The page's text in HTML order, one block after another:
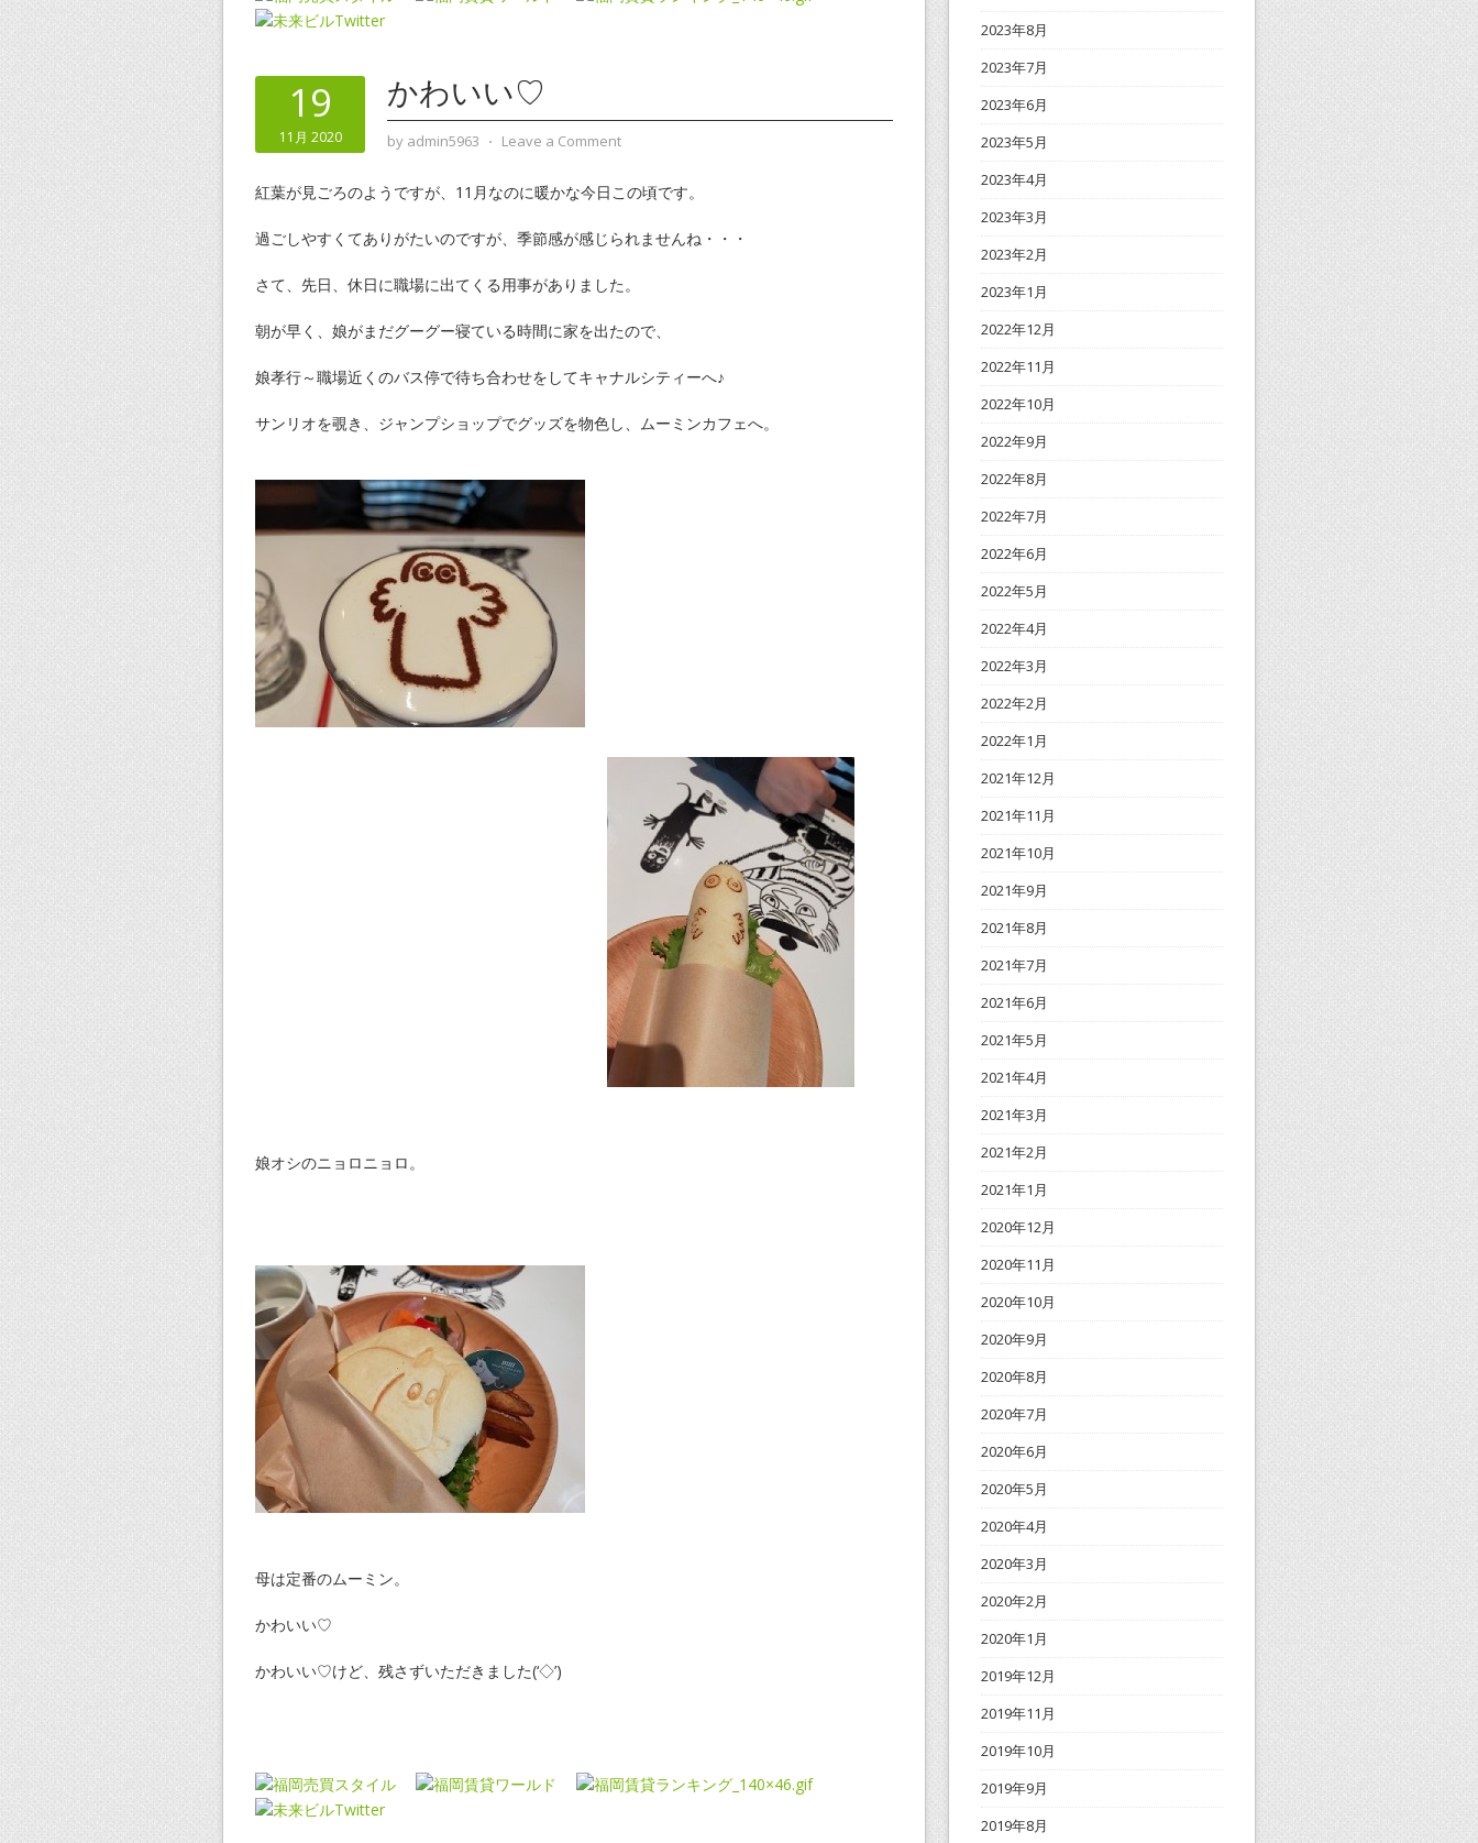
19
11月 2020
かわいい♡
by admin5963 ⋅ Leave a Comment
紅葉が見ごろのようですが、11月なのに暖かな今日この頃です。
過ごしやすくてありがたいのですが、季節感が感じられませんね・・・
さて、先日、休日に職場に出てくる用事がありました。
朝が早く、娘がまだグーグー寝ている時間に家を出たので、
娘孝行～職場近くのバス停で待ち合わせをしてキャナルシティーへ♪
サンリオを覗き、ジャンプショップでグッズを物色し、ムーミンカフェへ。
娘オシのニョロニョロ。
母は定番のムーミン。
かわいい♡
かわいい♡けど、残さずいただきました(‘◇’)ゞ
2023年8月
2023年7月
2023年6月
2023年5月
2023年4月
2023年3月
2023年2月
2023年1月
2022年12月
2022年11月
2022年10月
2022年9月
2022年8月
2022年7月
2022年6月
2022年5月
2022年4月
2022年3月
2022年2月
2022年1月
2021年12月
2021年11月
2021年10月
2021年9月
2021年8月
2021年7月
2021年6月
2021年5月
2021年4月
2021年3月
2021年2月
2021年1月
2020年12月
2020年11月
2020年10月
2020年9月
2020年8月
2020年7月
2020年6月
2020年5月
2020年4月
2020年3月
2020年2月
2020年1月
2019年12月
2019年11月
2019年10月
2019年9月
2019年8月